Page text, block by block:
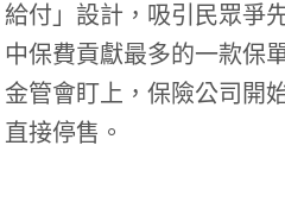
給付」設計，吸引民眾爭
中保費貢獻最多的一款保
金管會盯上，保險公司開
直接停售。